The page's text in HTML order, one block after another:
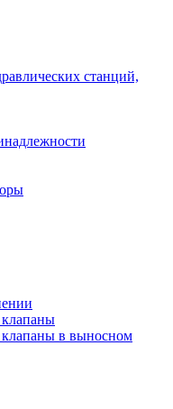
станций,
клапаны
клапаны в выносном